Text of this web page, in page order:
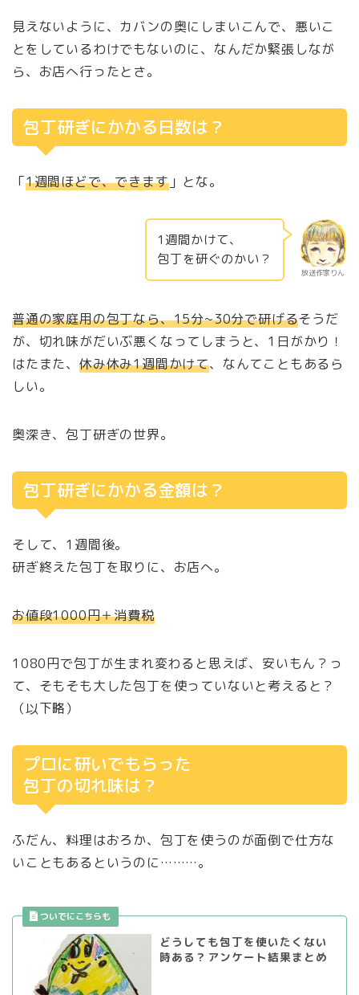
見えないように、カバンの奥にしまいこんで、悪いこ
とをしているわけでもないのに、なんだか緊張しなが
ら、お店へ行ったとさ。
包丁研ぎにかかる日数は？
「1週間ほどで、できます」とな。
放送作家りん
1週間かけて、
包丁を研ぐのかい？
普通の家庭用の包丁なら、15分~30分で研げるそうだ
が、切れ味がだいぶ悪くなってしまうと、1日がかり！
はたまた、 休み休み1週間かけて、なんてこともあるら
しい。
奥深き、包丁研ぎの世界。
包丁研ぎにかかる金額は？
そして、1週間後。
研ぎ終えた包丁を取りに、お店へ。
お値段1000円＋消費税
1080円で包丁が生まれ変わると思えば、安いもん？っ
て、そもそも大した包丁を使っていないと考えると？
（以下略）
プロに研いでもらった
包丁の切れ味は？
ふだん、料理はおろか、包丁を使うのが面倒で仕方な
いこともあるというのに………。
どうしても包丁を使いたくない
時ある？アンケート結果まとめ